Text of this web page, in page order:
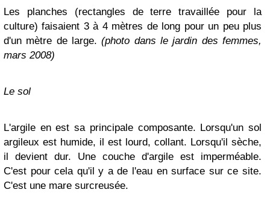
Les planches (rectangles de terre travaillée pour la
culture) faisaient 3 à 4 mètres de long pour un peu plus
d'un mètre de large.(photo dans le jardin des femmes,
mars 2008)
Le sol
L'argile en est sa principale composante. Lorsqu'un sol
argileux est humide, il est lourd, collant. Lorsqu'il sèche,
il devient dur. Une couche d'argile est imperméable.
C'est pour cela qu'il y a de l'eau en surface sur ce site.
C'est une mare surcreusée.